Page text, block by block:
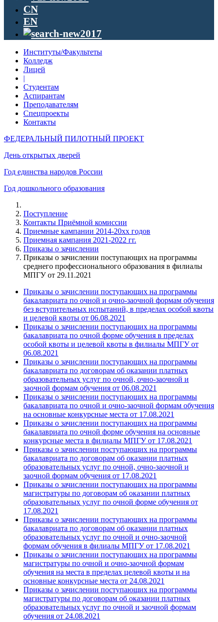
CN
EN
Институты/Факультеты
Колледж
Лицей
|
Студентам
Аспирантам
Преподавателям
Спецпроекты
Контакты
ФЕДЕРАЛЬНЫЙ ПИЛОТНЫЙ ПРОЕКТ
День открытых дверей
Год единства народов России
Год дошкольного образования
Поступление
Контакты Приёмной комиссии
Приемные кампании 2014-20xx годов
Приемная кампания 2021-2022 гг.
Приказы о зачислении
Приказы о зачислении поступающих на программы
среднего профессионального образования в филиалы
МПГУ от 29.11.2021
Приказы о зачислении поступающих на программы
бакалавриата по очной и очно-заочной формам обучения
без вступительных испытаний, в пределах особой квоты
и целевой квоты от 06.08.2021
Приказы о зачислении поступающих на программы
бакалавриата по очной форме обучения в пределах
особой квоты и целевой квоты в филиалы МПГУ от
06.08.2021
Приказы о зачислении поступающих на программы
бакалавриата по договорам об оказании платных
образовательных услуг по очной, очно-заочной и
заочной формам обучения от 06.08.2021
Приказы о зачислении поступающих на программы
бакалавриата по очной и очно-заочной формам обучения
на основные конкурсные места от 17.08.2021
Приказы о зачислении поступающих на программы
бакалавриата по очной форме обучения на основные
конкурсные места в филиалы МПГУ от 17.08.2021
Приказы о зачислении поступающих на программы
бакалавриата по договорам об оказании платных
образовательных услуг по очной, очно-заочной и
заочной формам обучения от 17.08.2021
Приказы о зачислении поступающих на программы
магистратуры по договорам об оказании платных
образовательных услуг по очной форме обучения от
17.08.2021
Приказы о зачислении поступающих на программы
бакалавриата по договорам об оказании платных
образовательных услуг по очной и очно-заочной
формам обучения в филиалы МПГУ от 17.08.2021
Приказы о зачислении поступающих на программы
магистратуры по очной и очно-заочной формам
обучения на места в пределах целевой квоты и на
основные конкурсные места от 24.08.2021
Приказы о зачислении поступающих на программы
магистратуры по договорам об оказании платных
образовательных услуг по очной и заочной формам
обучения от 24.08.2021